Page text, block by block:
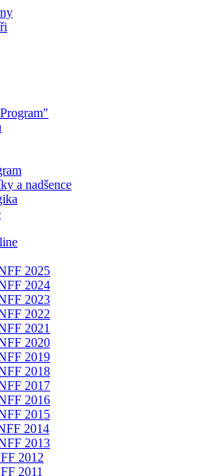
a nadšence
2025
2024
2023
2022
2021
2020
2019
2018
2017
2016
2015
2014
2013
2012
2011